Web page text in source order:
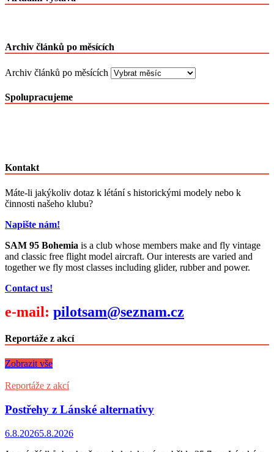
Archiv článků po měsících
Archiv článků po měsících
Spolupracujeme
Kontakt
Máte-li jakýkoliv dotaz k létání s historickými modely nebo k
činnosti našeho klubu?
Napište nám!
SAM 95 Bohemia is a club whose members make and fly vintage
and classic free flight model aircraft. Our interests are varied and
together we fly most classes including glider, rubber and power.
Contact us!
e-mail: pilotsam@seznam.cz
Reportáže z akcí
Zobrazit vše
Reportáže z akcí
Postřehy z Lánské alternativy
6.8.20265.8.2026